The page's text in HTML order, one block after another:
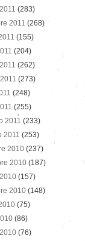
(283)
2011 (268)
(155)
(204)
(262)
(273)
(248)
(255)
2011 (233)
2011 (253)
2010 (237)
2010 (187)
(157)
2010 (148)
(75)
(86)
(76)